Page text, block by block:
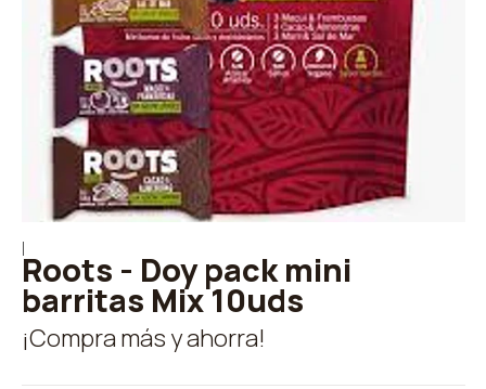
Roots - Doy pack mini
barritas Mix 10uds
¡Compra más y ahorra!